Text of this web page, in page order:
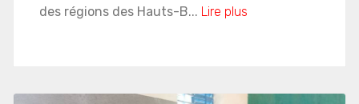
des régions des Hauts-B... Lire plus